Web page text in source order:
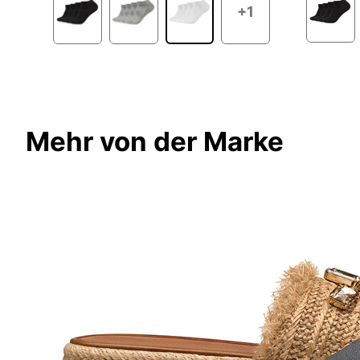
+1
Mehr von der Marke